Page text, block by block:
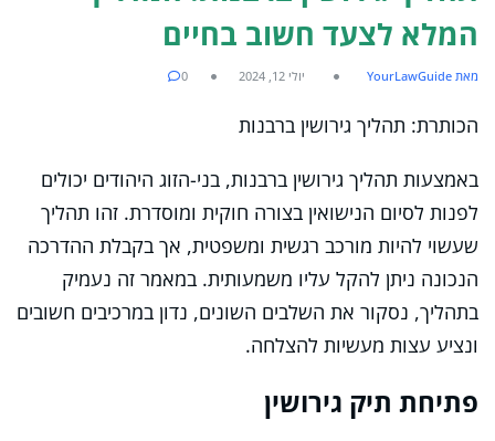
המלא לצעד חשוב בחיים
מאת YourLawGuide יולי 12, 2024 0
הכותרת: תהליך גירושין ברבנות
באמצעות תהליך גירושין ברבנות, בני-הזוג היהודים יכולים
לפנות לסיום הנישואין בצורה חוקית ומוסדרת. זהו תהליך
שעשוי להיות מורכב רגשית ומשפטית, אך בקבלת ההדרכה
הנכונה ניתן להקל עליו משמעותית. במאמר זה נעמיק
בתהליך, נסקור את השלבים השונים, נדון במרכיבים חשובים
ונציע עצות מעשיות להצלחה.
פתיחת תיק גירושין